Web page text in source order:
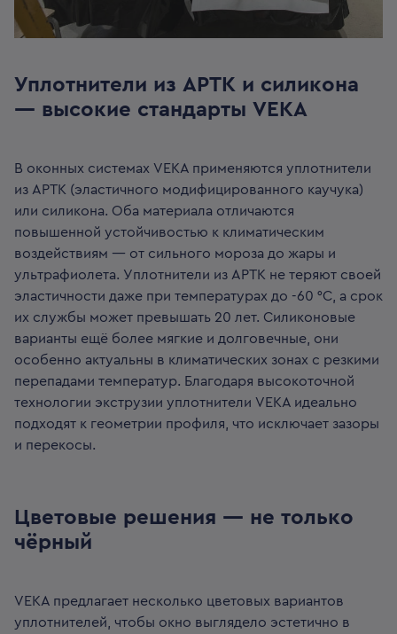
Уплотнители из APTK и силикона
— высокие стандарты VEKA
В оконных системах VEKA применяются уплотнители
из APTK (эластичного модифицированного каучука)
или силикона. Оба материала отличаются
повышенной устойчивостью к климатическим
воздействиям — от сильного мороза до жары и
ультрафиолета. Уплотнители из APTK не теряют своей
эластичности даже при температурах до -60 °C, а срок
их службы может превышать 20 лет. Силиконовые
варианты ещё более мягкие и долговечные, они
особенно актуальны в климатических зонах с резкими
перепадами температур. Благодаря высокоточной
технологии экструзии уплотнители VEKA идеально
подходят к геометрии профиля, что исключает зазоры
и перекосы.
Цветовые решения — не только
чёрный
VEKA предлагает несколько цветовых вариантов
уплотнителей, чтобы окно выглядело эстетично в